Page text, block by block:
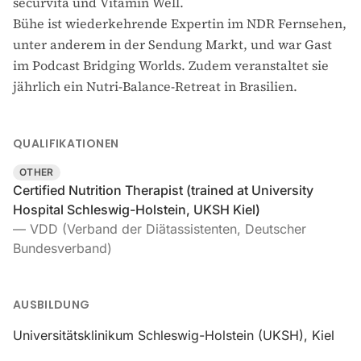
Bühe ist wiederkehrende Expertin im NDR Fernsehen,
unter anderem in der Sendung Markt, und war Gast
im Podcast Bridging Worlds. Zudem veranstaltet sie
jährlich ein Nutri-Balance-Retreat in Brasilien.
QUALIFIKATIONEN
OTHER
Certified Nutrition Therapist (trained at University
Hospital Schleswig-Holstein, UKSH Kiel)
— VDD (Verband der Diätassistenten, Deutscher
Bundesverband)
AUSBILDUNG
Universitätsklinikum Schleswig-Holstein (UKSH), Kiel